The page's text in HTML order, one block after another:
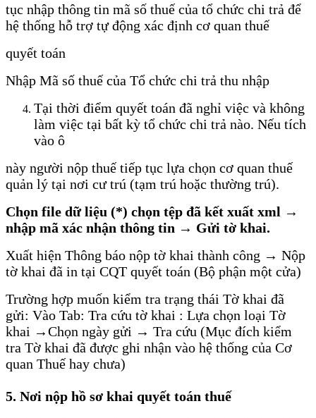
tục nhập thông tin mã số thuế của tổ chức chi trả để
hệ thống hỗ trợ tự động xác định cơ quan thuế
quyết toán
Nhập Mã số thuế của Tổ chức chi trả thu nhập
Tại thời điểm quyết toán đã nghỉ việc và không
làm việc tại bất kỳ tổ chức chi trả nào. Nếu tích
vào ô
này người nộp thuế tiếp tục lựa chọn cơ quan thuế
quản lý tại nơi cư trú (tạm trú hoặc thường trú).
Chọn file dữ liệu (*) chọn tệp đã kết xuất xml →
nhập mã xác nhận thông tin → Gửi tờ khai.
Xuất hiện Thông báo nộp tờ khai thành công → Nộp
tờ khai đã in tại CQT quyết toán (Bộ phận một cửa)
Trường hợp muốn kiểm tra trạng thái Tờ khai đã
gửi: Vào Tab: Tra cứu tờ khai : Lựa chọn loại Tờ
khai →Chọn ngày gửi → Tra cứu (Mục đích kiểm
tra Tờ khai đã được ghi nhận vào hệ thống của Cơ
quan Thuế hay chưa)
5. Nơi nộp hồ sơ khai quyết toán thuế